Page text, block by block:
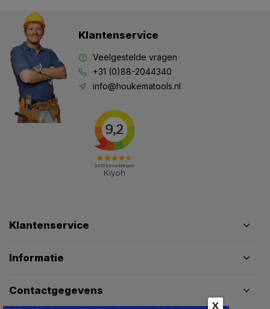
Klantenservice
Veelgestelde vragen
+31 (0)88-2044340
info@houkematools.nl
Klantenservice
Informatie
Contactgegevens
X